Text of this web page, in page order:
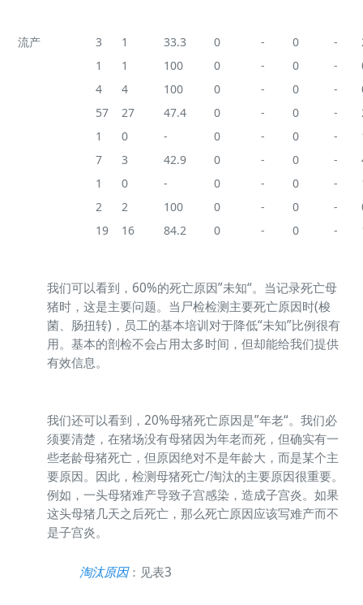
流产
3 1 33.3 0 - 0 -
1 1 100 0 - 0 -
4 4 100 0 - 0 -
57 27 47.4 0 - 0 -
1 0 - 0 - 0 -
7 3 42.9 0 - 0 -
1 0 - 0 - 0 -
2 2 100 0 - 0 -
19 16 84.2 0 - 0 -
我们可以看到，60%的死亡原因”未知“。当记录死亡母
猪时，这是主要问题。当尸检检测主要死亡原因时(梭
菌、肠扭转)，员工的基本培训对于降低“未知”比例很有
用。基本的剖检不会占用太多时间，但却能给我们提供
有效信息。
我们还可以看到，20%母猪死亡原因是”年老“。我们必
须要清楚，在猪场没有母猪因为年老而死，但确实有一
些老龄母猪死亡，但原因绝对不是年龄大，而是某个主
要原因。因此，检测母猪死亡/淘汰的主要原因很重要。
例如，一头母猪难产导致子宫感染，造成子宫炎。如果
这头母猪几天之后死亡，那么死亡原因应该写难产而不
是子宫炎。
淘汰原因：见表3